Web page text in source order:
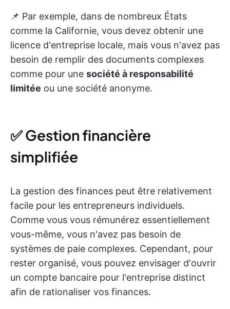
📌 Par exemple, dans de nombreux États
comme la Californie, vous devez obtenir une
licence d'entreprise locale, mais vous n'avez pas
besoin de remplir des documents complexes
comme pour une société à responsabilité
limitée ou une société anonyme.
✅ Gestion financière
simplifiée
La gestion des finances peut être relativement
facile pour les entrepreneurs individuels.
Comme vous vous rémunérez essentiellement
vous-même, vous n'avez pas besoin de
systèmes de paie complexes. Cependant, pour
rester organisé, vous pouvez envisager d'ouvrir
un compte bancaire pour l'entreprise distinct
afin de rationaliser vos finances.